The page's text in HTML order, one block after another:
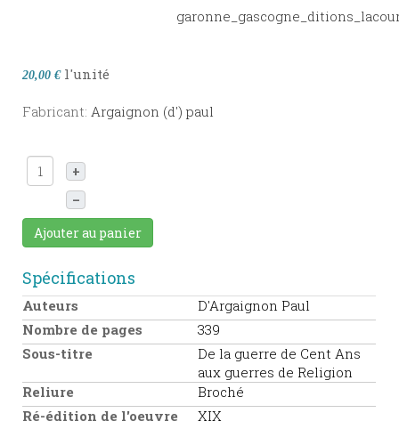
20,00 € l'unité
Fabricant: Argaignon (d') paul
+
–
Ajouter au panier
Spécifications
Auteurs
D'Argaignon Paul
Nombre de pages
339
Sous-titre
De la guerre de Cent Ans
aux guerres de Religion
Reliure
Broché
Ré-édition de l'oeuvre
XIX